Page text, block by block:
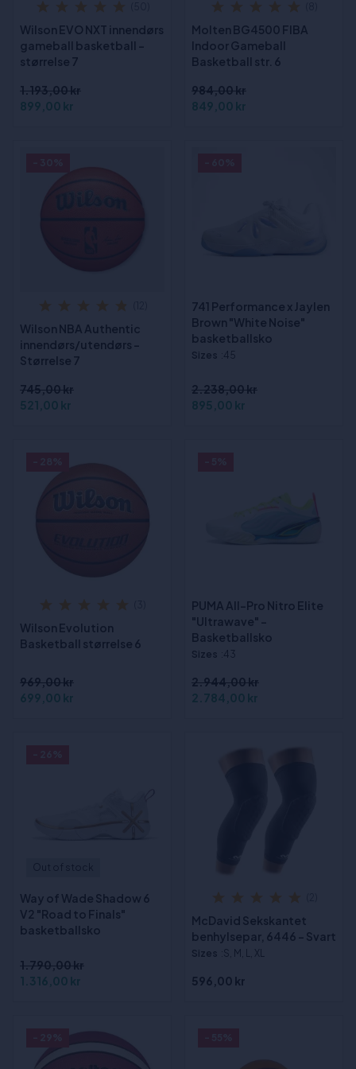
Wilson EVO NXT innendørs
gameball basketball -
størrelse 7
1.193,00 kr
899,00 kr
Molten BG4500 FIBA
Indoor Gameball
Basketball str. 6
984,00 kr
849,00 kr
Wilson NBA Authentic
innendørs/utendørs -
Størrelse 7
745,00 kr
521,00 kr
741 Performance x Jaylen
Brown "White Noise"
basketballsko
Sizes :45
2.238,00 kr
895,00 kr
Wilson Evolution
Basketball størrelse 6
969,00 kr
699,00 kr
PUMA All-Pro Nitro Elite
"Ultrawave" -
Basketballsko
Sizes :43
2.944,00 kr
2.784,00 kr
Way of Wade Shadow 6
V2 "Road to Finals"
basketballsko
1.790,00 kr
1.316,00 kr
McDavid Sekskantet
benhylsepar, 6446 - Svart
Sizes :S, M, L, XL
596,00 kr